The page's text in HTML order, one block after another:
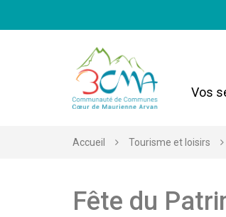
Vos
Accueil Tourisme et loisirs
Fête du